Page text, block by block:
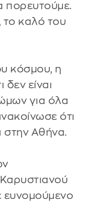
πορευτούμε.
το καλό του
κόσμου, η
είναι
για όλα
ότι
στην Αθήνα.
ευνομούμενο